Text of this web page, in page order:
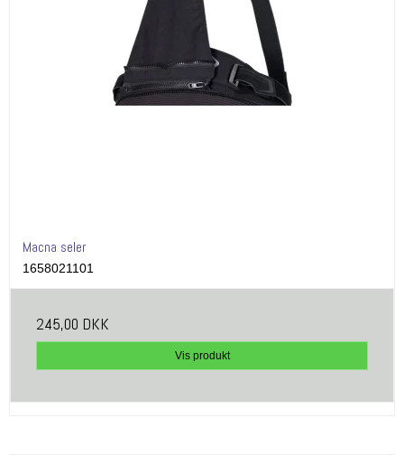
Macna seler
1658021101
245,00 DKK
Vis produkt